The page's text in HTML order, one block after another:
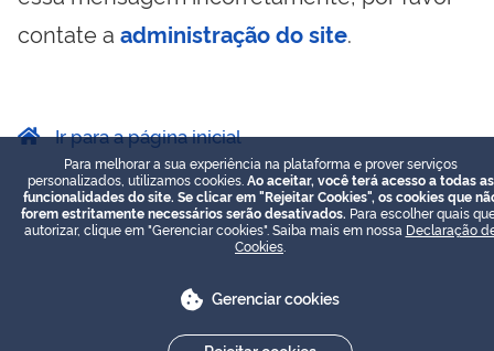
contate a administração do site.
Ir para a página inicial
Para melhorar a sua experiência na plataforma e prover serviços
personalizados, utilizamos cookies. Ao aceitar, você terá acesso a todas as
funcionalidades do site. Se clicar em "Rejeitar Cookies", os cookies que
forem estritamente necessários serão desativados. Para escolher quais
autorizar, clique em "Gerenciar cookies". Saiba mais em nossa Declaração
Cookies
Gerenciar cookies